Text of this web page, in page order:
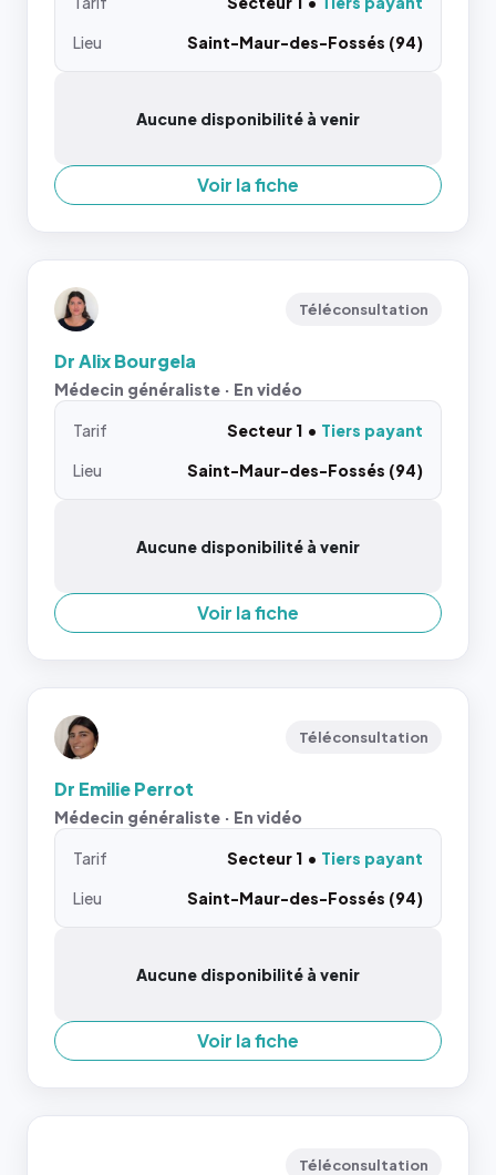
Lieu
Saint-Maur-des-Fossés (94)
Aucune disponibilité à venir
Voir la fiche
Téléconsultation
Dr Alix Bourgela
Médecin généraliste · En vidéo
Tarif Secteur 1
Tiers payant
Lieu
Saint-Maur-des-Fossés (94)
Aucune disponibilité à venir
Voir la fiche
Téléconsultation
Dr Emilie Perrot
Médecin généraliste · En vidéo
Tarif Secteur 1
Tiers payant
Lieu
Saint-Maur-des-Fossés (94)
Aucune disponibilité à venir
Voir la fiche
Téléconsultation